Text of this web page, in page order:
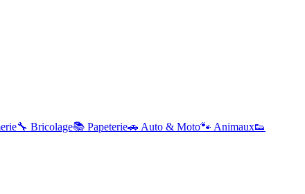
🔧 Bricolage📚 Papeterie🚗 Auto & Moto🐾 Animaux👟